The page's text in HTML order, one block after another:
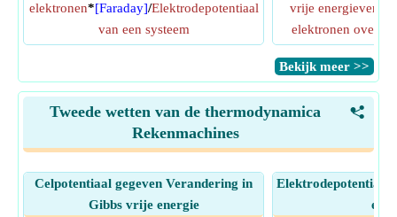
elektronen*[Faraday]/Elektrodepotentiaal
van een systeem
vrije
elektronen
​Bekijk meer >>
<
Tweede wetten van de thermodynamica
Rekenmachines
Celpotentiaal gegeven Verandering in
Gibbs vrije energie
Elektrodepotentiaal